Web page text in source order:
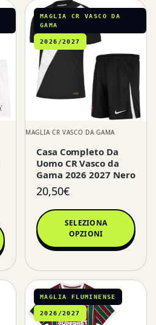
MAGLIA CR VASCO DA
GAMA
2026/2027
MAGLIA CR VASCO DA GAMA
Casa Completo Da
Uomo CR Vasco da
Gama 2026 2027 Nero
20,50€
SELEZIONA
OPZIONI
MAGLIA FLUMINENSE
2026/2027